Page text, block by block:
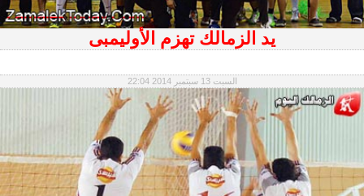
يد الزمالك تهزم الأوليمبى
السبت 13 سبتمبر 2014 22:04